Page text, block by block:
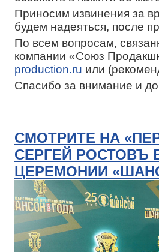
Приносим извинения за
будем надеяться, после
По всем вопросам,
компании «Союз
production.ru или
Спасибо за внимание и до
СМОТРИТЕ НА
СЕРГЕЙ РОСТОВЪ
ЦЕРЕМОНИИ